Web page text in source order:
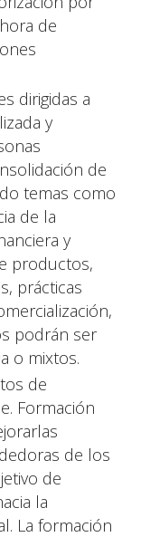
de
dirigidas a
y
de
temas como
de la
y
productos,
prácticas
podrán ser
o mixtos.
de
Formación
de los
de
la
La formación